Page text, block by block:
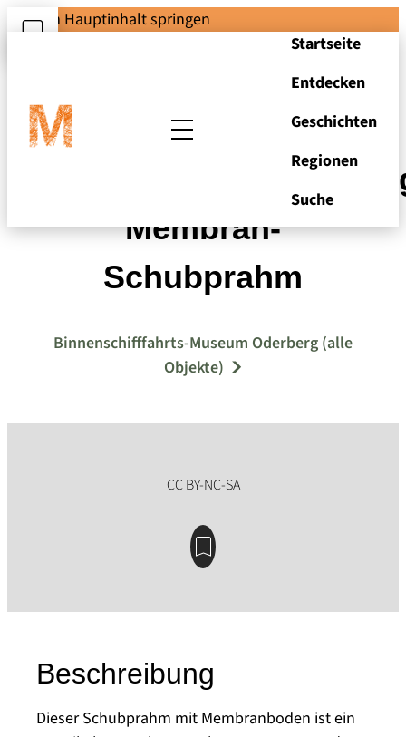
Zum Hauptinhalt springen
Startseite
Entdecken
Geschichten
Regionen
Suche
Membran-
Schubprahm
Binnenschifffahrts-Museum Oderberg (alle
Objekte)
Beschreibung
Dieser Schubprahm mit Membranboden ist ein